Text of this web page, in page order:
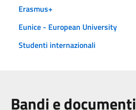
Erasmus+
Eunice - European University
Studenti internazionali
Bandi e documenti